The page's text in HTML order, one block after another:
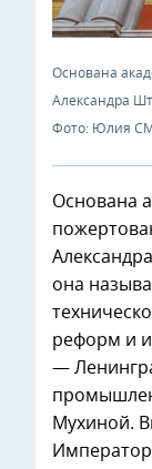
Основана
Александра
Фото: Юлия
Основана
она
реформ и
—
Мухиной.